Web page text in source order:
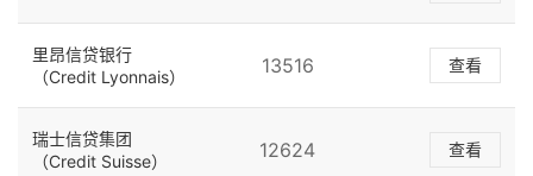
里昂信贷银行
（Credit Lyonnais）
13516 查看
瑞士信贷集团
（Credit Suisse）
12624 查看